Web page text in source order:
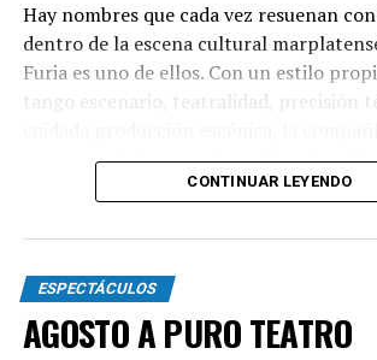
Hay nombres que cada vez resuenan
dentro de la escena cultural
Furia es uno de ellos. Con un estilo
tango escenario, teatralidad, precisión
como uno de los grandes referentes del
La propuesta recorre diferentes
clásicos hasta versiones
A través de cuadros grupales, dúos y
el espectáculo transita distintas
CONTINUAR LEYENDO
ESPECTÁCULOS
AGOSTO A PURO TEATRO